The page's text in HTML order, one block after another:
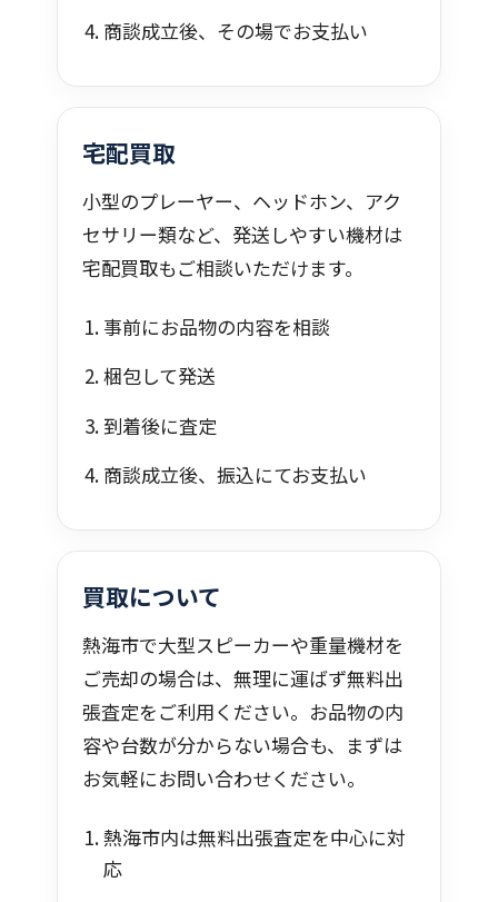
商談成立後、その場でお支払い
宅配買取
小型のプレーヤー、ヘッドホン、アク
セサリー類など、発送しやすい機材は
宅配買取もご相談いただけます。
事前にお品物の内容を相談
梱包して発送
到着後に査定
商談成立後、振込にてお支払い
買取について
熱海市で大型スピーカーや重量機材を
ご売却の場合は、無理に運ばず無料出
張査定をご利用ください。お品物の内
容や台数が分からない場合も、まずは
お気軽にお問い合わせください。
熱海市内は無料出張査定を中心に対
応